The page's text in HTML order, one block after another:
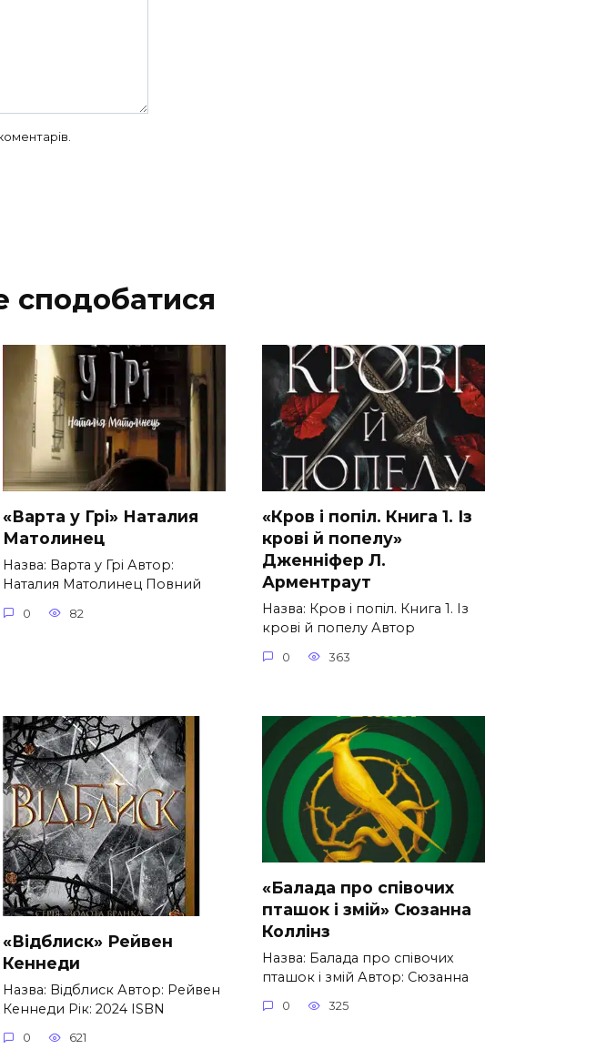
«Варта у Грі» Наталия
Матолинец
Назва: Варта у Грі Автор:
Наталия Матолинец Повний
0 82
«Кров і попіл. Книга 1. Із
крові й попелу»
Дженніфер Л.
Арментраут
Назва: Кров і попіл. Книга 1. Із
крові й попелу Автор
0 363
«Відблиск» Рейвен
Кеннеди
Назва: Відблиск Автор: Рейвен
Кеннеди Рік: 2024 ISBN
0 621
«Балада про співочих
пташок і змій» Сюзанна
Коллінз
Назва: Балада про співочих
пташок і змій Автор: Сюзанна
0 325